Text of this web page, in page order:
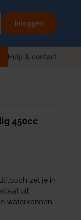
Inloggen
Hulp & contact
450cc
zet je in
uit
waterkannen.
Het